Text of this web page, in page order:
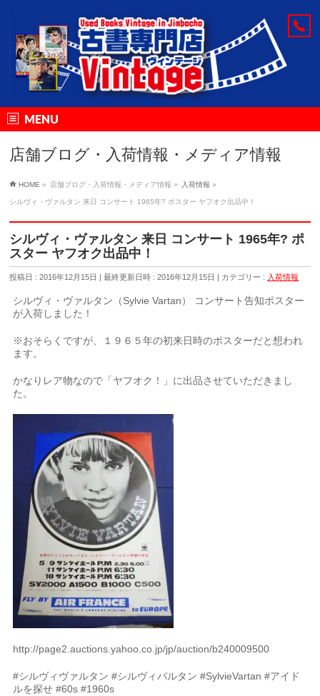
MENU
店舗ブログ・入荷情報・メディア情報
HOME » 店舗ブログ・入荷情報・メディア情報 » 入荷情報 »
シルヴィ・ヴァルタン 来日 コンサート 1965年? ポスター ヤフオク出品中！
シルヴィ・ヴァルタン 来日 コンサート 1965年? ポ
スター ヤフオク出品中！
投稿日 : 2016年12月15日 最終更新日時 : 2016年12月15日 カテゴリー : 入荷情報
シルヴィ・ヴァルタン（Sylvie Vartan） コンサート告知ポスター
が入荷しました！
※おそらくですが、１９６５年の初来日時のポスターだと想われ
ます。
かなりレア物なので「ヤフオク！」に出品させていただきまし
た。
http://page2.auctions.yahoo.co.jp/jp/auction/b240009500
#シルヴィヴァルタン #シルヴィバルタン #SylvieVartan #アイド
ルを探せ #60s #1960s